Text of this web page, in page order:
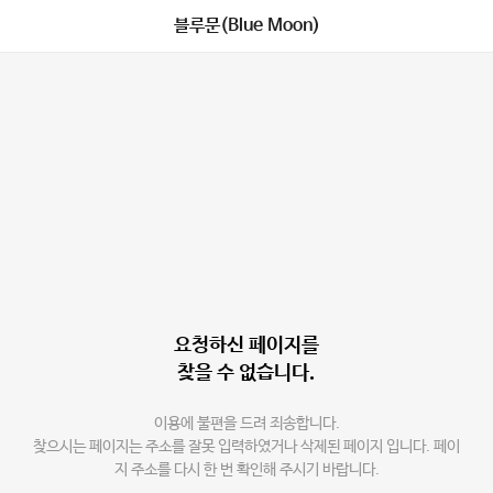
블루문(Blue Moon)
요청하신 페이지를
찾을 수 없습니다.
이용에 불편을 드려 죄송합니다.
찾으시는 페이지는 주소를 잘못 입력하였거나 삭제된 페이지 입니다. 페이
지 주소를 다시 한 번 확인해 주시기 바랍니다.